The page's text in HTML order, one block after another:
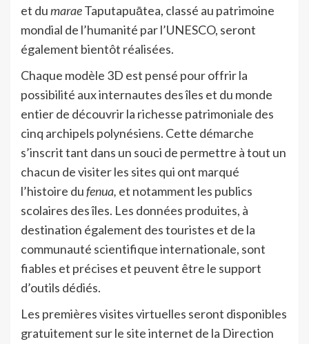
et dumaraeTaputapuātea, classé au patrimoine
mondial de l’humanité par l’UNESCO, seront
également bientôt réalisées.
Chaque modèle 3D est pensé pour offrir la
possibilité aux internautes des îles et du monde
entier de découvrir la richesse patrimoniale des
cinq archipels polynésiens. Cette démarche
s’inscrit tant dans un souci de permettre à tout un
chacun de visiter les sites qui ont marqué
l’histoire dufenua, et notamment les publics
scolaires des îles. Les données produites, à
destination également des touristes et de la
communauté scientifique internationale, sont
fiables et précises et peuvent être le support
d’outils dédiés.
Les premières visites virtuelles seront disponibles
gratuitement sur le site internet de la Direction